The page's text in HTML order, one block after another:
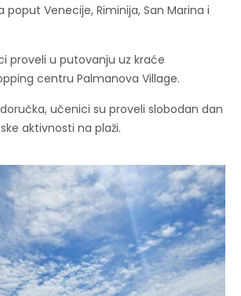
poput Venecije, Riminija, San Marina i
proveli u putovanju uz kraće
centru Palmanova Village.
učenici su proveli slobodan dan
aktivnosti na plaži.